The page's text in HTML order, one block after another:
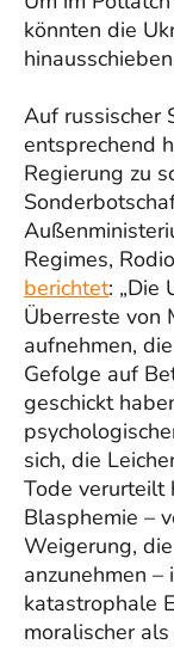
könnten die
Auf russischer
entsprechend
Regierung zu
Regimes,
berichtet: „Die
Überreste von
aufnehmen,
Gefolge auf
geschickt
sich, die
Tode verurteilt
Blasphemie –
Weigerung,
anzunehmen
katastrophale
moralischer als